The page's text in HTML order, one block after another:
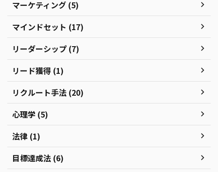
マーケティング (5)
マインドセット (17)
リーダーシップ (7)
リード獲得 (1)
リクルート手法 (20)
心理学 (5)
法律 (1)
目標達成法 (6)